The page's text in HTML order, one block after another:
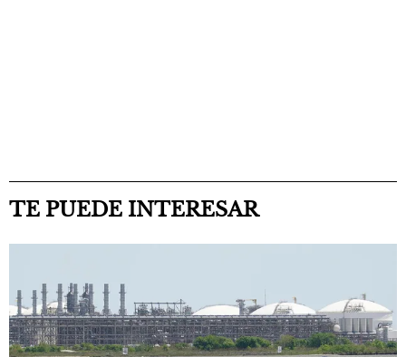
TE PUEDE INTERESAR